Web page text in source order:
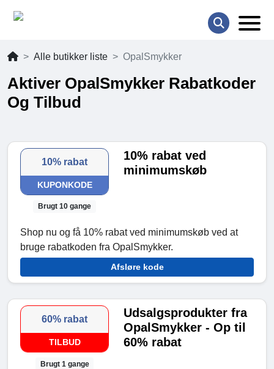
Alle butikker liste OpalSmykker
Aktiver OpalSmykker Rabatkoder
Og Tilbud
10% rabat
KUPONKODE
Brugt 10 gange
10% rabat ved
minimumskøb
Shop nu og få 10% rabat ved minimumskøb ved at
bruge rabatkoden fra OpalSmykker.
Afsløre kode
60% rabat
TILBUD
Brugt 1 gange
Udsalgsprodukter fra
OpalSmykker - Op til
60% rabat